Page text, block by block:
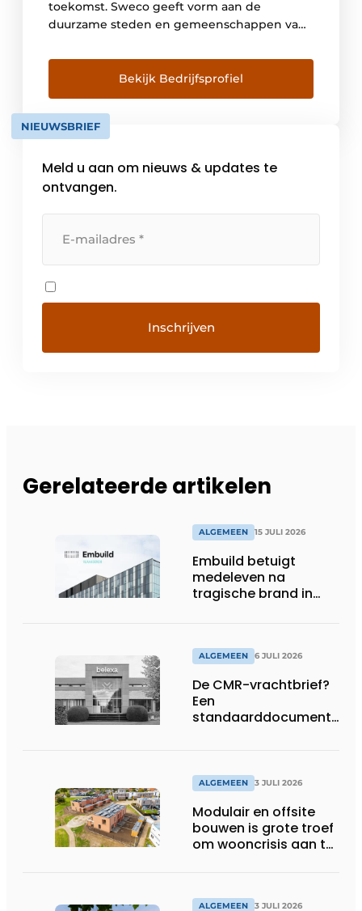
toekomst. Sweco geeft vorm aan de
duurzame steden en gemeenschappen van
collectieve kennis van onze 18.000
ingenieurs, ontwerpers en andere
specialisten co-creëren we oplossingen om
verstedelijking aan te pakken, om de kracht
van digitalisering […]
Bekijk Bedrijfsprofiel
NIEUWSBRIEF
Meld u aan om nieuws & updates te
ontvangen.
Gerelateerde artikelen
ALGEMEEN 15 JULI 2026
Embuild betuigt
medeleven na
tragische brand in
ALGEMEEN 6 JULI 2026
De CMR-vrachtbrief?
Een
standaarddocument
ALGEMEEN 3 JULI 2026
Modulair en offsite
bouwen is grote troef
om wooncrisis aan te
ALGEMEEN 3 JULI 2026